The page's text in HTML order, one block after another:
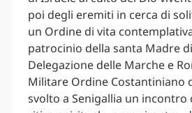
poi degli eremiti in cerca di
un Ordine di vita
patrocinio della santa Madre
Delegazione delle Marche e
Militare Ordine Costantiniano
svolto a Senigallia un incontro